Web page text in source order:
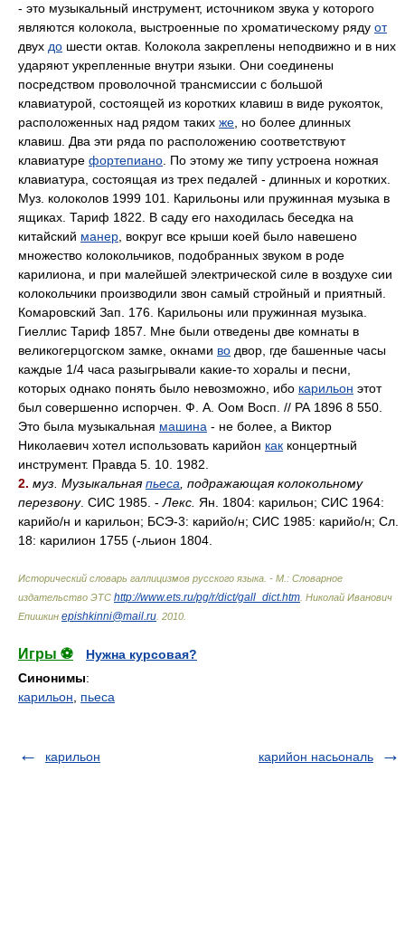
- это музыкальный инструмент, источником звука у которого
являются колокола, выстроенные по хроматическому ряду от
двух до шести октав. Колокола закреплены неподвижно и в них
ударяют укрепленные внутри языки. Они соединены
посредством проволочной трансмиссии с большой
клавиатурой, состоящей из коротких клавиш в виде рукояток,
расположенных над рядом таких же , но более длинных
клавиш. Два эти ряда по расположению соответствуют
клавиатуре фортепиано . По этому же типу устроена ножная
клавиатура, состоящая из трех педалей - длинных и коротких.
Муз. колоколов 1999 101. Карильоны или пружинная музыка в
ящиках. Тариф 1822. В саду его находилась беседка на
китайский манер , вокруг все крыши коей было навешено
множество колокольчиков, подобранных звуком в роде
карилиона, и при малейшей электрической силе в воздухе сии
колокольчики производили звон самый стройный и приятный.
Комаровский Зап. 176. Карильоны или пружинная музыка.
Гиеллис Тариф 1857. Мне были отведены две комнаты в
великогерцогском замке, окнами во двор, где башенные часы
каждые 1/4 часа разыгрывали какие-то хоралы и песни,
которых однако понять было невозможно, ибо карильон этот
был совершенно испорчен. Ф. А. Оом Восп. // РА 1896 8 550.
Это была музыкальная машина - не более, а Виктор
Николаевич хотел использовать карийон как концертный
инструмент. Правда 5. 10. 1982.
2. муз. Музыкальнаяпьеса , подражающая колокольному
перезвону. СИС 1985. - Лекс. Ян. 1804: карильон; СИС 1964:
карийо/н и карильон; БСЭ-3: карийо/н; СИС 1985: карийо/н; Сл.
18: карилион 1755 (-льион 1804.
Исторический словарь галлицизмов русского языка. - М.: Словарное
издательство ЭТС http://www.ets.ru/pg/r/dict/gall_dict.htm Николай Иванович
Епишкин epishkinni@mail.ru 2010
Игры ⚽
Нужна курсовая?
Синонимы:
карильон
пьеса
карильон карийон насьональ